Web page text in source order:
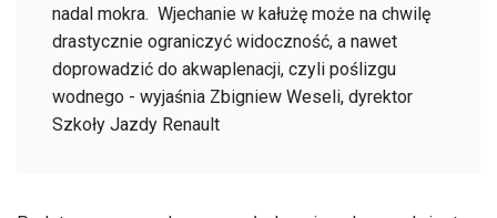
nadal mokra. Wjechanie w kałużę może na chwilę
drastycznie ograniczyć widoczność, a nawet
doprowadzić do akwaplenacji, czyli poślizgu
wodnego - wyjaśnia Zbigniew Weseli, dyrektor
Szkoły Jazdy Renault